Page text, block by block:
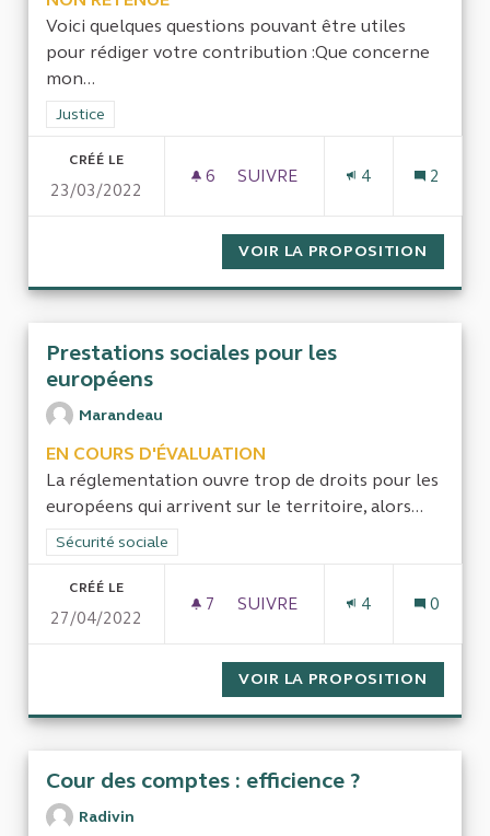
Voici quelques questions pouvant être utiles
pour rédiger votre contribution :Que concerne
mon...
Filtrer les résultats de la catégorie : Justice
Justice
CRÉÉ LE
23/03/2022
6 6 ABONNÉS
SUIVRE
4 2
VOIR LA PROPOSITION
Prestations sociales pour les
européens
Marandeau
EN COURS D'ÉVALUATION
La réglementation ouvre trop de droits pour les
européens qui arrivent sur le territoire, alors...
Filtrer les résultats de la catégorie : Sécurité sociale
Sécurité sociale
CRÉÉ LE
27/04/2022
7 7 ABONNÉS
SUIVRE
4 0
VOIR LA PROPOSITION
Cour des comptes : efficience ?
Radivin